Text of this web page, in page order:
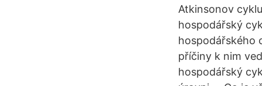
Atkinsonov
hospodářský
hospodářského
příčiny k nim
hospodářský